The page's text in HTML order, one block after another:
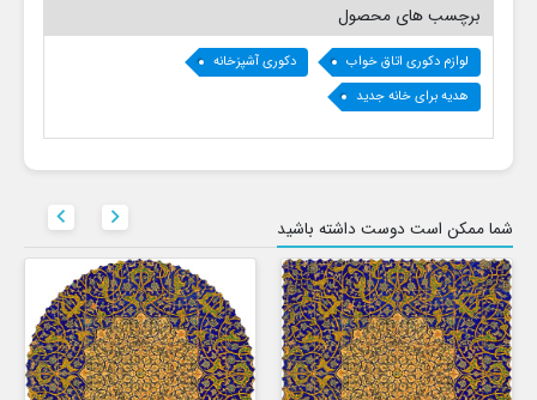
برچسب های محصول
لوازم دکوری اتاق خواب
دکوری آشپزخانه
هدیه برای خانه جدید
شما ممکن است دوست داشته باشید  